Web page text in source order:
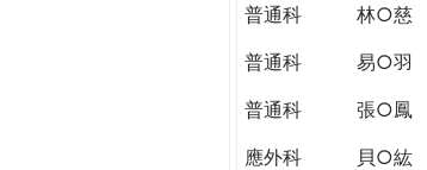
普通科
林○慈
普通科
易○羽
普通科
張○鳳
應外科
貝○紘